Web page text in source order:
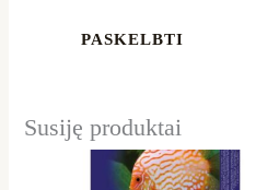
Susiję produktai